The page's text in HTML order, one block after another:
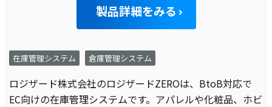
製品詳細をみる
在庫管理システム 倉庫管理システム
ロジザード株式会社のロジザードZEROは、BtoB対応で
EC向けの在庫管理システムです。アパレルや化粧品、ホビ